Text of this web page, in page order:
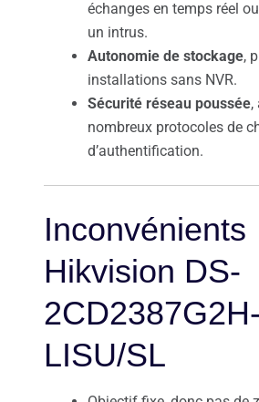
échanges en temps réel
un intrus.
Autonomie de stockage,
installations sans NVR.
Sécurité réseau poussée,
nombreux protocoles de
d’authentification.
Inconvénients
Hikvision DS-
2CD2387G2H-
LISU/SL